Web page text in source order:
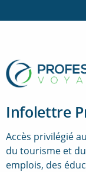
Infolettre
Accès privilégié
du tourisme et
emplois, des